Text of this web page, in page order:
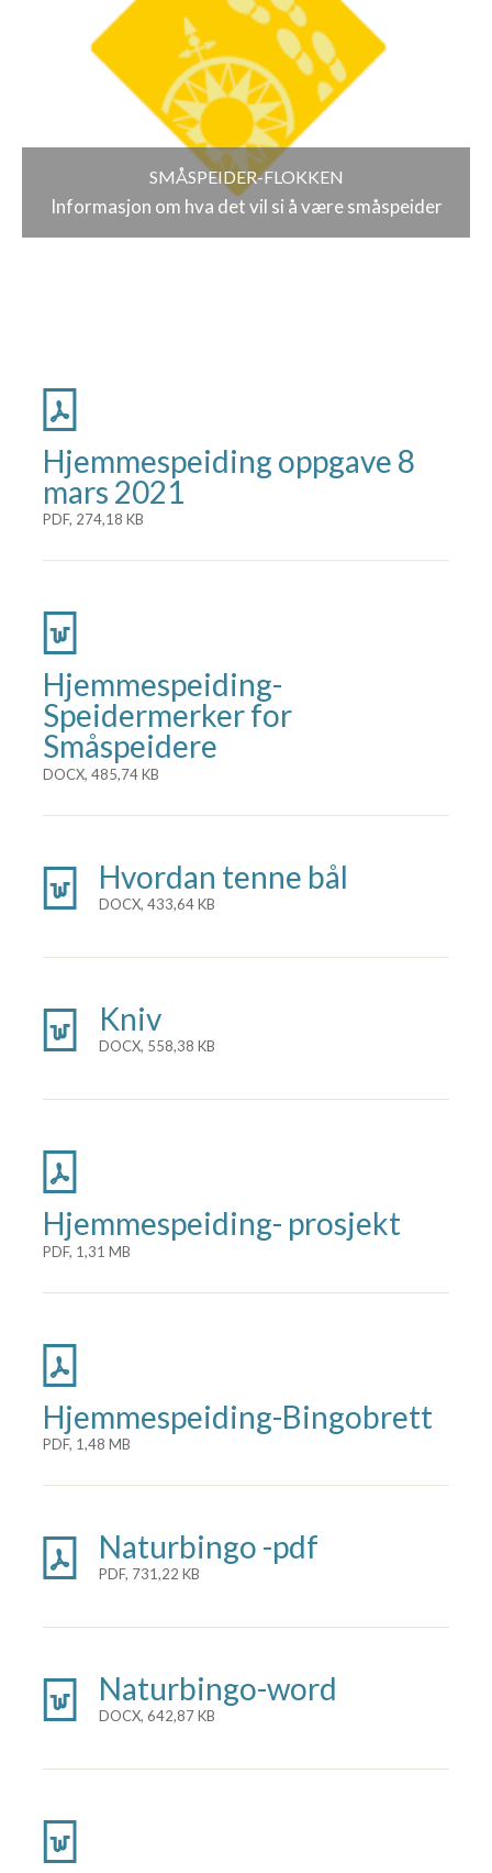
SMÅSPEIDER-FLOKKEN
Informasjon om hva det vil si å være småspeider
Hjemmespeiding oppgave 8
mars 2021
PDF, 274,18 KB
Hjemmespeiding-
Speidermerker for
Småspeidere
DOCX, 485,74 KB
Hvordan tenne bål
DOCX, 433,64 KB
Kniv
DOCX, 558,38 KB
Hjemmespeiding- prosjekt
PDF, 1,31 MB
Hjemmespeiding-Bingobrett
PDF, 1,48 MB
Naturbingo -pdf
PDF, 731,22 KB
Naturbingo-word
DOCX, 642,87 KB